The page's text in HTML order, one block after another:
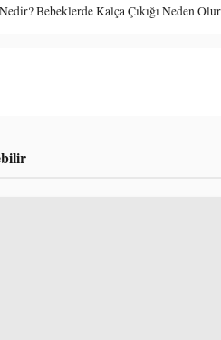
Bebeklerde Kalça Çıkığı Neden